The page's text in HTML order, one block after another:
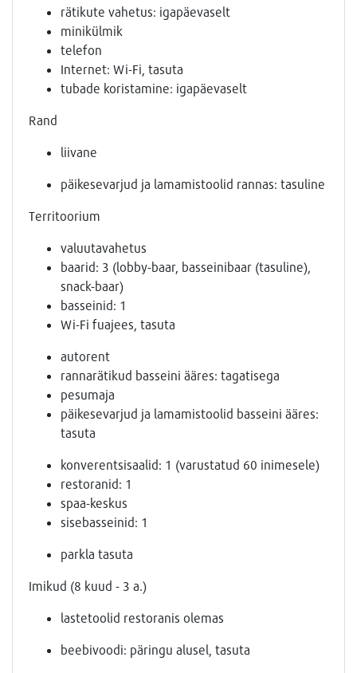
rätikute vahetus: igapäevaselt
minikülmik
telefon
Internet: Wi-Fi, tasuta
tubade koristamine: igapäevaselt
Rand
liivane
päikesevarjud ja lamamistoolid rannas: tasuline
Territoorium
valuutavahetus
baarid: 3 (lobby-baar, basseinibaar (tasuline),
snack-baar)
basseinid: 1
Wi-Fi fuajees, tasuta
autorent
rannarätikud basseini ääres: tagatisega
pesumaja
päikesevarjud ja lamamistoolid basseini ääres:
tasuta
konverentsisaalid: 1 (varustatud 60 inimesele)
restoranid: 1
spaa-keskus
sisebasseinid: 1
parkla tasuta
Imikud (8 kuud - 3 a.)
lastetoolid restoranis olemas
beebivoodi: päringu alusel, tasuta